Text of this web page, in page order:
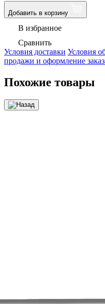
Добавить в корзину
В избранное
Сравнить
Условия доставки Условия
продажи и оформление
Похожие товары